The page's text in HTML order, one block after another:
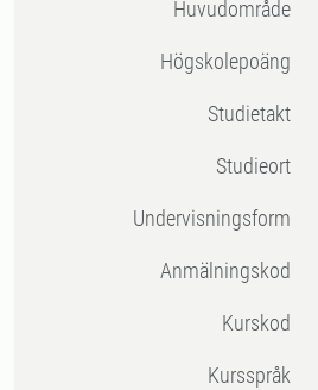
Huvudområde
högskolepoäng
Studietakt
Studieort
Undervisningsform
Anmälningskod
Kurskod
Kursspråk